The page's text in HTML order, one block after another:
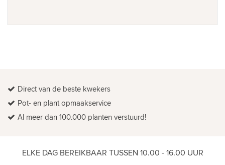
Direct van de beste kwekers
Pot- en plant opmaakservice
Al meer dan 100.000 planten verstuurd!
ELKE DAG BEREIKBAAR TUSSEN 10.00 - 16.00 UUR